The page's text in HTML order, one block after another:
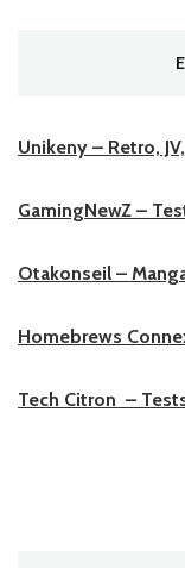
Unikeny – Retro,
GamingNewZ –
Otakonseil –
Homebrews
Tech Citron –